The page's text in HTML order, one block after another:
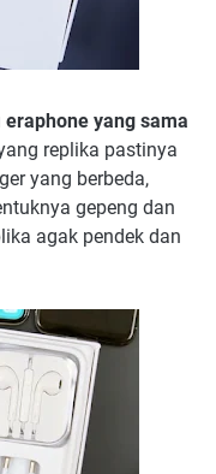
eraphone yang sama
replika pastinya
yang berbeda,
gepeng dan
agak pendek dan